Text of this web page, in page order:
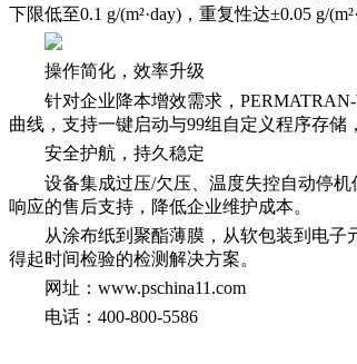
下限低至0.1 g/(m²·day)，重复性达±0.05 g/
操作简化，效率升级
针对企业降本增效需求，
曲线，支持一键启动与99组自定义程序存
安全护航，持久稳定
设备集成过压/欠压、温度失控自动停
响应的售后支持，降低企业维护成本。
从涂布纸到聚酯薄膜，从软包装到电
得起时间检验的检测解决方案。
网址：www.pschina11.com
电话：400-800-5586